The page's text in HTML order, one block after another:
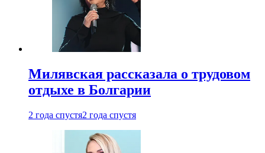
Милявская рассказала о трудовом
отдыхе в Болгарии
2 года спустя2 года спустя